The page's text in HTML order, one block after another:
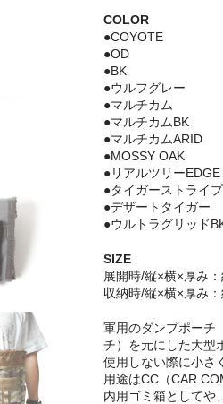
COLOR
●COYOTE
●OD
●BK
●ウルフグレー
●マルチカム
●マルチカムBK
●マルチカムARID
●MOSSY OAK
●リアルツリーEDGE
●タイガーストライプ
●デザートタイガー
●ウルトラグリッド
SIZE
展開時/縦×横×厚み
収納時/縦×横×厚み
軍用のダンプポーチ
チ）を元にした大型
使用しない際に小さ
用途はCC（CAR
内用ゴミ箱としてや